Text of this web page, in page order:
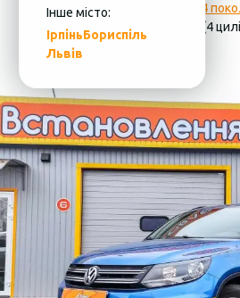
Інше місто:
ІрпіньБориспіль
Львів
Фотографії установки ГБО 4
Volkswagen Tiguan 2.0 2017 (4